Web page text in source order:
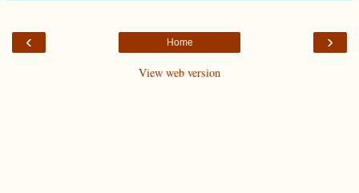
‹ ›
Home
View web version